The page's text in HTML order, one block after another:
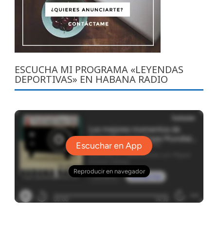
ESCUCHA MI PROGRAMA «LEYENDAS
DEPORTIVAS» EN HABANA RADIO